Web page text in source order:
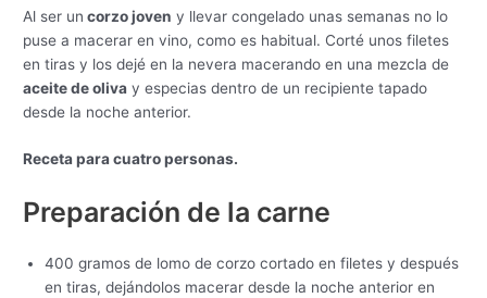
Al ser un corzo joven y llevar congelado unas semanas no lo
puse a macerar en vino, como es habitual. Corté unos filetes
en tiras y los dejé en la nevera macerando en una mezcla de
aceite de oliva y especias dentro de un recipiente tapado
desde la noche anterior.
Receta para cuatro personas.
Preparación de la carne
400 gramos de lomo de corzo cortado en filetes y después
en tiras, dejándolos macerar desde la noche anterior en